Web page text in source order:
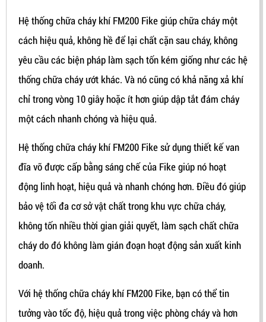
Hệ thống chữa cháy khí FM200 Fike giúp chữa cháy một
cách hiệu quả, không hề để lại chất cặn sau cháy, không
yêu cầu các biện pháp làm sạch tốn kém giống như các hệ
thống chữa cháy ướt khác. Và nó cũng có khả năng xả khí
chỉ trong vòng 10 giây hoặc ít hơn giúp dập tắt đám cháy
một cách nhanh chóng và hiệu quả.
Hệ thống chữa cháy khí FM200 Fike sử dụng thiết kế van
đĩa vỡ được cấp bằng sáng chế của Fike giúp nó hoạt
động linh hoạt, hiệu quả và nhanh chóng hơn. Điều đó giúp
bảo vệ tối đa cơ sở vật chất trong khu vực chữa cháy,
không tốn nhiều thời gian giải quyết, làm sạch chất chữa
cháy do đó không làm gián đoạn hoạt động sản xuất kinh
doanh.
Với hệ thống chữa cháy khí FM200 Fike, bạn có thể tin
tưởng vào tốc độ, hiệu quả trong việc phòng cháy và hơn